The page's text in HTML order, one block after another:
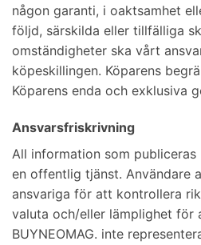
någon garanti, i oaktsamhet
följd, särskilda eller tillfälliga
omständigheter ska vårt
köpeskillingen. Köparens
Köparens enda och exklusiva
Ansvarsfriskrivning
All information som
en offentlig tjänst. Användare
ansvariga för att kontrollera
valuta och/eller lämplighet för
BUYNEOMAG. inte